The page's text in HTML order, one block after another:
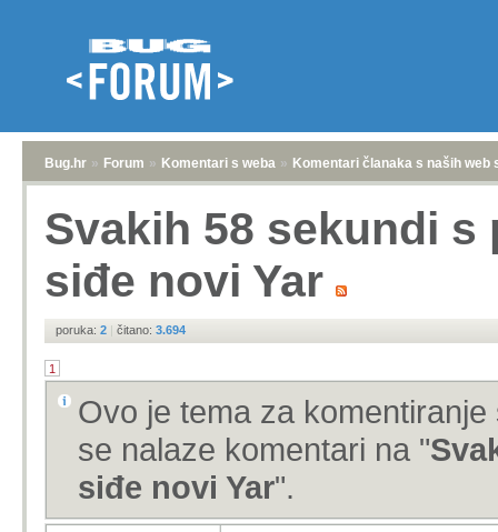
Bug.hr » Forum » Komentari s weba » Komentari članaka s naših web
Svakih 58 sekundi
siđe novi Yar
poruka: 2 | čitano: 3.694
1
Ovo je tema za
se nalaze komentari na "
siđe novi Yar".